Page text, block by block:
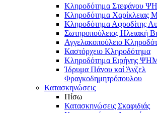
Κληροδότημα Στεφάνου
Κληροδότημα Χαρίκλειας
Κληροδότημα Αφροδίτης
Σωτηροπούλειος Ηλειακή
Αγγελακοπούλειο
Καστόρχειο Κληροδότημα
Κληροδότημα Ειρήνης
Ίδρυμα Πάνου καί Άνζελ
Φραγκοδημητρόπουλου
Κατασκηνώσεις
Πίσω
Κατασκηνώσεις Σκαφιδιάς